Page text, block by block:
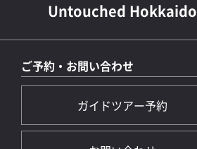
Untouched Hokkaido
ご予約・お問い合わせ
ガイドツアー予約